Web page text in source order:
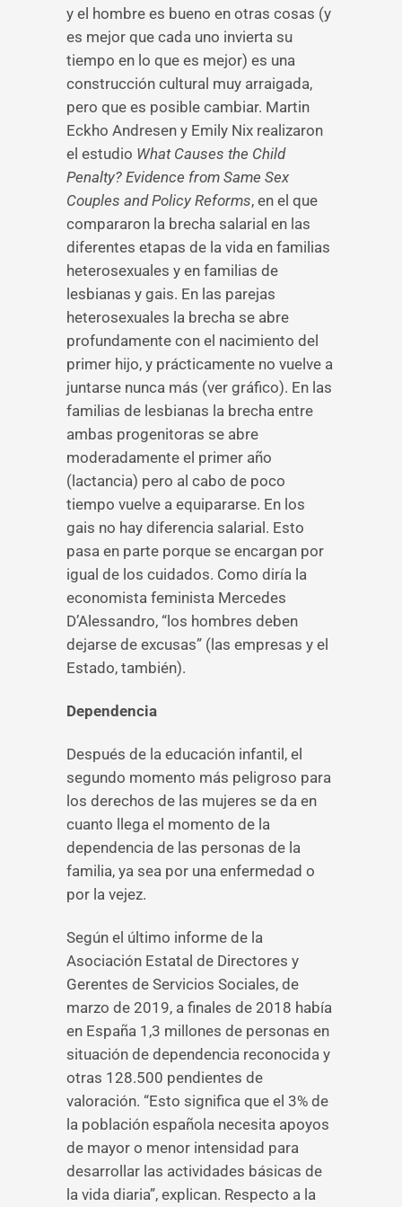
y el hombre es bueno en otras cosas (y
es mejor que cada uno invierta su
tiempo en lo que es mejor) es una
construcción cultural muy arraigada,
pero que es posible cambiar. Martin
Eckho Andresen y Emily Nix realizaron
el estudio What Causes the Child
Penalty? Evidence from Same Sex
Couples and Policy Reforms, en el que
compararon la brecha salarial en las
diferentes etapas de la vida en familias
heterosexuales y en familias de
lesbianas y gais. En las parejas
heterosexuales la brecha se abre
profundamente con el nacimiento del
primer hijo, y prácticamente no vuelve a
juntarse nunca más (ver gráfico). En las
familias de lesbianas la brecha entre
ambas progenitoras se abre
moderadamente el primer año
(lactancia) pero al cabo de poco
tiempo vuelve a equipararse. En los
gais no hay diferencia salarial. Esto
pasa en parte porque se encargan por
igual de los cuidados. Como diría la
economista feminista Mercedes
D’Alessandro, “los hombres deben
dejarse de excusas” (las empresas y el
Estado, también).
Dependencia
Después de la educación infantil, el
segundo momento más peligroso para
los derechos de las mujeres se da en
cuanto llega el momento de la
dependencia de las personas de la
familia, ya sea por una enfermedad o
por la vejez.
Según el último informe de la
Asociación Estatal de Directores y
Gerentes de Servicios Sociales, de
marzo de 2019, a finales de 2018 había
en España 1,3 millones de personas en
situación de dependencia reconocida y
otras 128.500 pendientes de
valoración. “Esto significa que el 3% de
la población española necesita apoyos
de mayor o menor intensidad para
desarrollar las actividades básicas de
la vida diaria”, explican. Respecto a la